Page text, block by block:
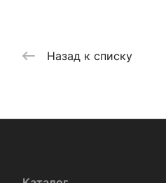
Назад к списку